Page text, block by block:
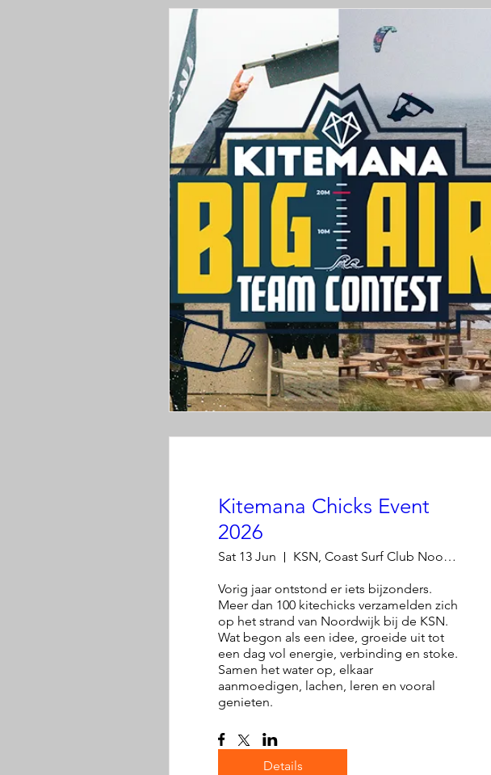
Kitemana Chicks Event
2026
Sat 13 Jun KSN, Coast Surf Club Noordwijk
Vorig jaar ontstond er iets bijzonders.
Meer dan 100 kitechicks verzamelden zich
op het strand van Noordwijk bij de KSN.
Wat begon als een idee, groeide uit tot
een dag vol energie, verbinding en stoke.
Samen het water op, elkaar
aanmoedigen, lachen, leren en vooral
genieten.
Details